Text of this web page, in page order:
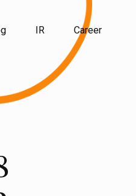
IR Career